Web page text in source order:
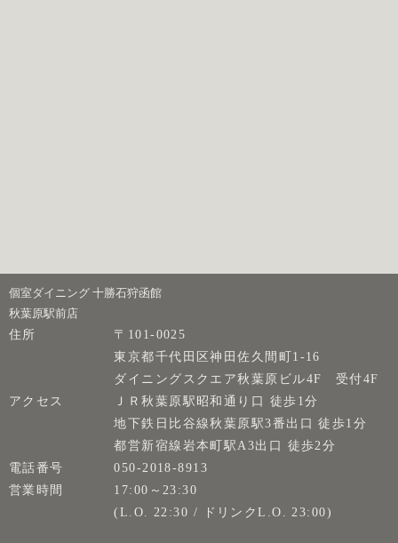
個室ダイニング 十勝石狩函館
秋葉原駅前店
住所
〒101-0025
東京都千代田区神田佐久間町1-16
ダイニングスクエア秋葉原ビル4F 受付4F
アクセス
ＪＲ秋葉原駅昭和通り口 徒歩1分
地下鉄日比谷線秋葉原駅3番出口 徒歩1分
都営新宿線岩本町駅A3出口 徒歩2分
電話番号
050-2018-8913
営業時間
17:00～23:30
(L.O. 22:30 / ドリンクL.O. 23:00)